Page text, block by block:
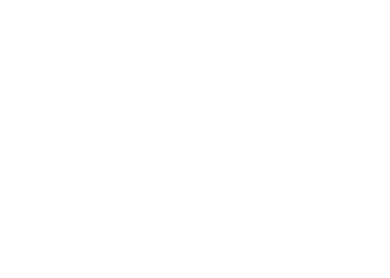
做电子线加工行业的人都知
做出来的产品效果不尽人意
随着科学技术的发展，全自
障导致影响工作效率。很多
剥皮开口长度不一的检测方